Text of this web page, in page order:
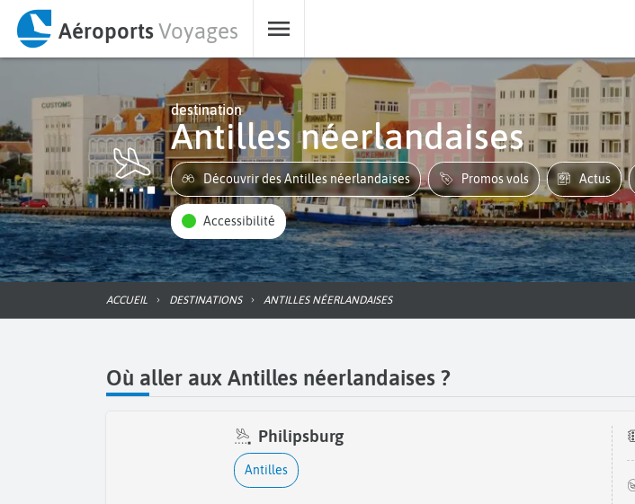
AéroportsVoyages
destination
Antilles néerlandaises
Découvrir des Antilles néerlandaises Promos vols Actus
Accessibilité
ACCUEIL DESTINATIONS ANTILLES NÉERLANDAISES
Où aller aux Antilles néerlandaises ?
Philipsburg
Antilles